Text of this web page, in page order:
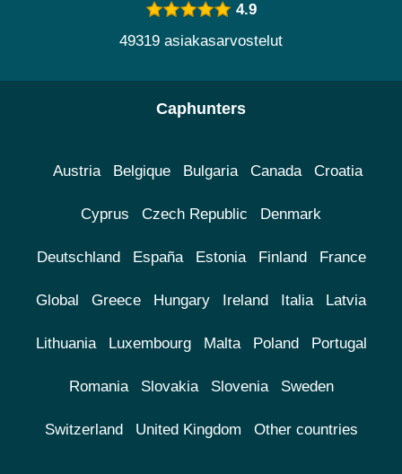
4.9
49319 asiakasarvostelut
Caphunters
Austria Belgique Bulgaria Canada Croatia
Cyprus Czech Republic Denmark
Deutschland España Estonia Finland France
Global Greece Hungary Ireland Italia Latvia
Lithuania Luxembourg Malta Poland Portugal
Romania Slovakia Slovenia Sweden
Switzerland United Kingdom Other countries